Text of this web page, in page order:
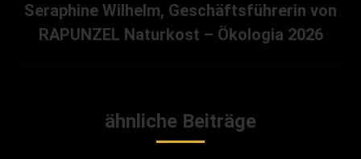
Nächster
Beitrag:
Seraphine Wilhelm, Geschäftsführerin von
RAPUNZEL Naturkost – Ökologia 2026
ähnliche Beiträge